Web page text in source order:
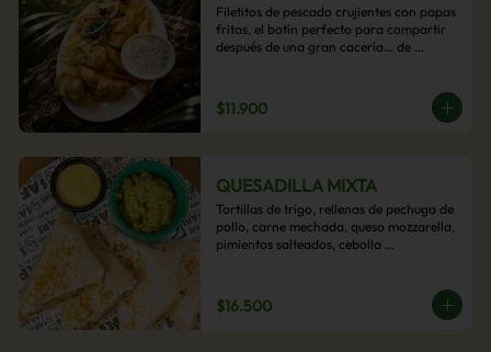
Filetitos de pescado crujientes con papas
fritas, el botín perfecto para compartir
después de una gran cacería… de
$11.900
QUESADILLA MIXTA
Tortillas de trigo, rellenas de pechuga de
pollo, carne mechada, queso mozzarella,
pimientos salteados, cebolla
$16.500